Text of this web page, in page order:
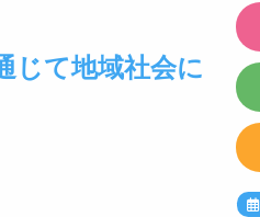
じて地域社会に